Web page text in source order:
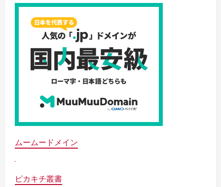
ムームードメイン
ピカキチ叢書